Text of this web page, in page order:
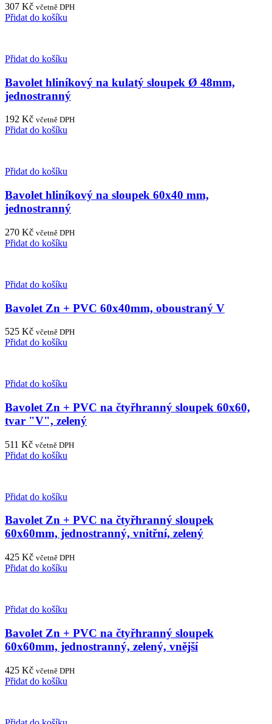
307 Kč včetně DPH
Přidat do košíku
Přidat do košíku
Bavolet hliníkový na kulatý sloupek Ø 48mm,
jednostranný
192 Kč včetně DPH
Přidat do košíku
Přidat do košíku
Bavolet hliníkový na sloupek 60x40 mm,
jednostranný
270 Kč včetně DPH
Přidat do košíku
Přidat do košíku
Bavolet Zn + PVC 60x40mm, oboustraný V
525 Kč včetně DPH
Přidat do košíku
Přidat do košíku
Bavolet Zn + PVC na čtyřhranný sloupek 60x60,
tvar "V", zelený
511 Kč včetně DPH
Přidat do košíku
Přidat do košíku
Bavolet Zn + PVC na čtyřhranný sloupek
60x60mm, jednostranný, vnitřní, zelený
425 Kč včetně DPH
Přidat do košíku
Přidat do košíku
Bavolet Zn + PVC na čtyřhranný sloupek
60x60mm, jednostranný, zelený, vnější
425 Kč včetně DPH
Přidat do košíku